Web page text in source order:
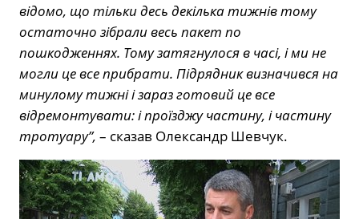
відомо, що тільки десь декілька тижнів тому
остаточно зібрали весь пакет по
пошкодженнях. Тому затягнулося в часі, і ми не
могли це все прибрати. Підрядник визначився на
минулому тижні і зараз готовий це все
відремонтувати: і проїзджу частину, і частину
тротуару”, – сказав Олександр Шевчук.